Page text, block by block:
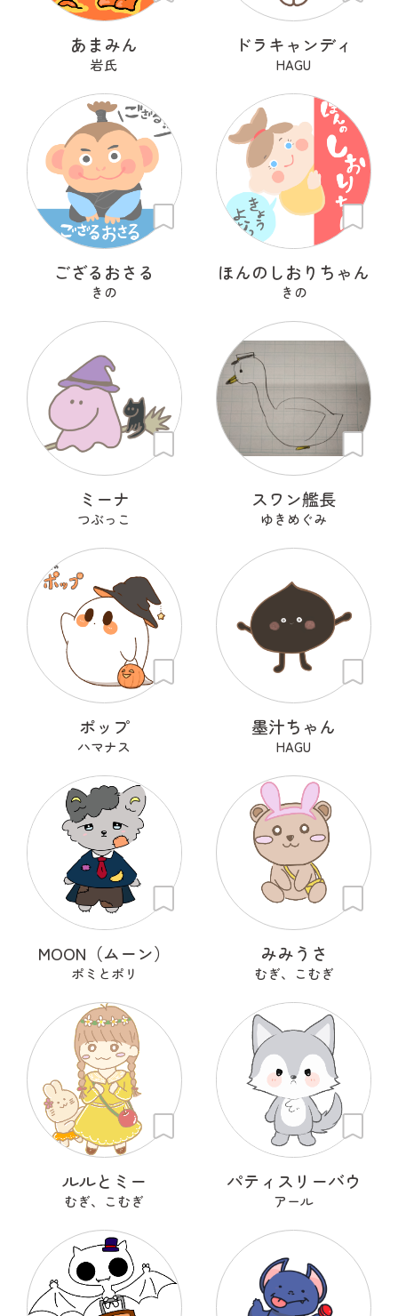
あまみん
岩氏
ドラキャンディ
HAGU
ござるおさる
きの
ほんのしおりちゃん
きの
ミーナ
つぶっこ
スワン艦長
ゆきめぐみ
ポップ
ハマナス
墨汁ちゃん
HAGU
MOON（ムーン）
ポミとポリ
みみうさ
むぎ、こむぎ
ルルとミー
むぎ、こむぎ
パティスリーバウ
アール